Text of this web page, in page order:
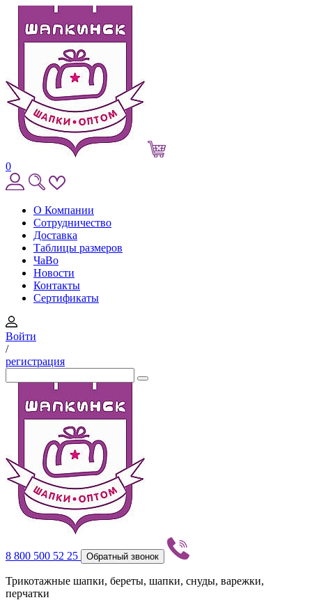
0
О Компании
Сотрудничество
Доставка
Таблицы размеров
ЧаВо
Новости
Контакты
Сертификаты
Войти
/
регистрация
8 800 500 52 25 Обратный звонок
Трикотажные шапки, береты, шапки, снуды, варежки,
перчатки